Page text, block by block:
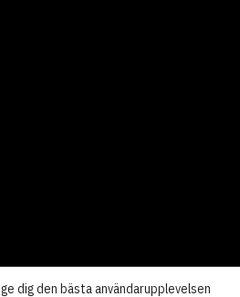
dig den bästa användarupplevelsen